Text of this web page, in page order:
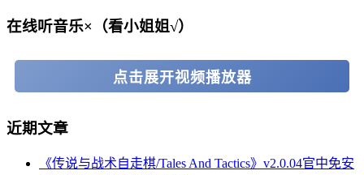
在线听音乐×（看小姐姐√）
点击展开视频播放器
近期文章
《传说与战术自走棋/Tales And Tactics》v2.0.04官中免安